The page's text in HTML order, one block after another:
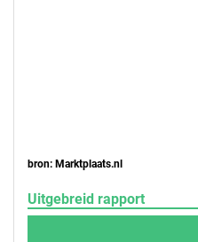
bron: Marktplaats.nl
Uitgebreid rapport